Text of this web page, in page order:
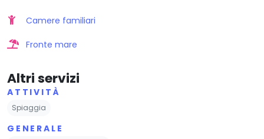
Camere familiari
Fronte mare
Altri servizi
ATTIVITÀ
Spiaggia
GENERALE